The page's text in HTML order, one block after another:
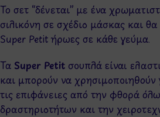
Το σετ “δένεται” με ένα
σιλικόνη σε σχέδιο μάσκας και
Super Petit ήρωες σε κάθε γεύμα.
Τα Super Petit σουπλά είναι
και μπορούν να
τις επιφάνειες από την φθορά
δραστηριοτήτων και την